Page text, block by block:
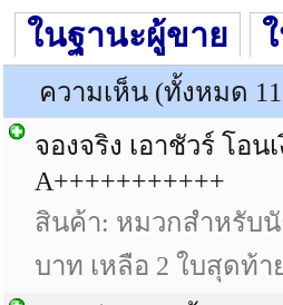
ในฐานะผู้ขาย
ความเห็น (ทั้งหมด
จองจริง เอาชัวร์ โอ
A+++++++++++
สินค้า: หมวกสำหรับ
บาท เหลือ 2 ใบสุดท้า